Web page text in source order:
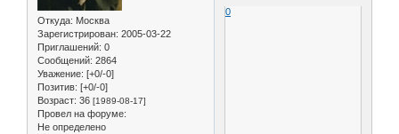
Откуда: Москва
Зарегистрирован: 2005-03-22
Приглашений: 0
Сообщений: 2864
Уважение: [+0/-0]
Позитив: [+0/-0]
Возраст: 36 [1989-08-17]
Провел на форуме:
Не определено
0